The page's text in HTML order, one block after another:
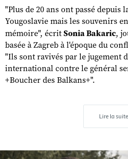
"Plus de 20 ans ont passé depuis
Yougoslavie mais les souvenirs
mémoire", écrit Sonia Bakaric,
basée à Zagreb à l'époque du
"Ils sont ravivés par le jugement
international contre le général
+Boucher des Balkans+".
Lire la suite